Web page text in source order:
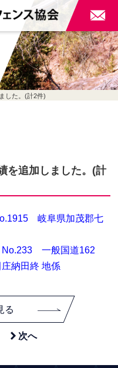

した。(計2件)
を追加しました。(計
岐阜県加茂郡七
一般国道162
納田終 地係
る
 次へ